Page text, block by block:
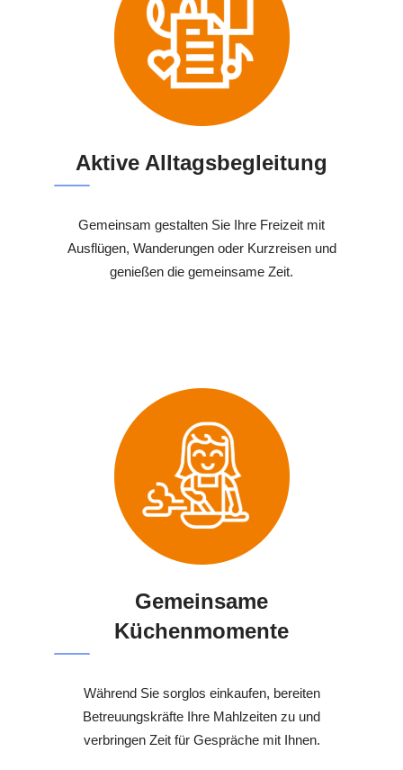
Aktive Alltagsbegleitung
Gemeinsam gestalten Sie Ihre Freizeit mit
Ausflügen, Wanderungen oder Kurzreisen und
genießen die gemeinsame Zeit.
Gemeinsame
Küchenmomente
Während Sie sorglos einkaufen, bereiten
Betreuungskräfte Ihre Mahlzeiten zu und
verbringen Zeit für Gespräche mit Ihnen.